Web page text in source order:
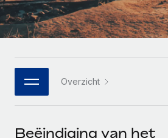
Platform
Ingebouwde essentiële HR-
Integraties
Enterprise
Global HR voor grote bedrijven
WERK MET ONS SAMEN
Strategische
Een partner worden
HR-woordenlijst
Checklists en templates
Webinars
Italiano
Português (Portugal)
日本語
한국어
Overzicht
Beëindiging van het